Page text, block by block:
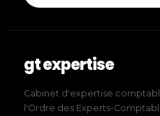
gt expertise
Cabinet d'expertise
l'Ordre des Experts-